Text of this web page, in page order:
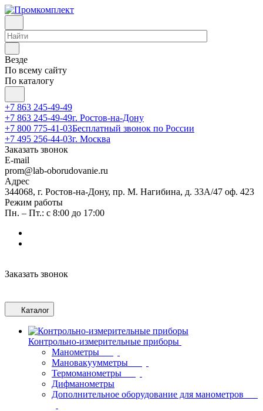
Везде
По всему сайту
По каталогу
+7 863 245-49-49
+7 863 245-49-49г. Ростов-на-Дону
+7 800 775-41-03Бесплатный звонок по России
+7 495 256-44-03г. Москва
Заказать звонок
E-mail
prom@lab-oborudovanie.ru
Адрес
344068, г. Ростов-на-Дону, пр. М. Нагибина, д. 33А/47 оф. 423
Режим работы
Пн. – Пт.: с 8:00 до 17:00
Заказать звонок
Каталог
Контрольно-измерительные приборы
Манометры
Мановакуумметры
Термоманометры
Дифманометры
Дополнительное оборудование для манометров